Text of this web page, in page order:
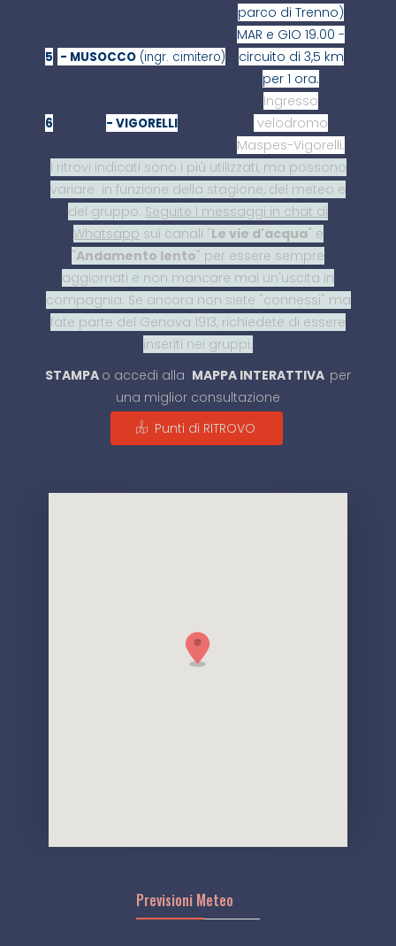
parco di Trenno)
5 - MUSOCCO (ingr. cimitero)
MAR e GIO 19.00 -
circuito di 3,5 km
per 1 ora.
6 - VIGORELLI
Ingresso
velodromo
Maspes-Vigorelli.
I ritrovi indicati sono i più utilizzati, ma possono
variare in funzione della stagione, del meteo e
del gruppo. Seguite i messaggi in chat di
Whatsapp sui canali "Le vie d'acqua" e
"Andamento lento" per essere sempre
aggiornati e non mancare mai un'uscita in
compagnia. Se ancora non siete "connessi" ma
fate parte del Genova 1913, richiedete di essere
inseriti nei gruppi.
STAMPA o accedi alla MAPPA INTERATTIVA per
una miglior consultazione
Punti di RITROVO
Previsioni Meteo